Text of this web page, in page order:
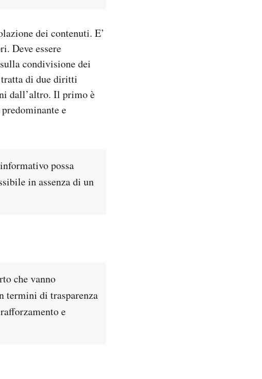
dei contenuti. E’
Deve essere
condivisione dei
di due diritti
dall’altro. Il primo è
e
possa
in assenza di un
che vanno
termini di trasparenza
e